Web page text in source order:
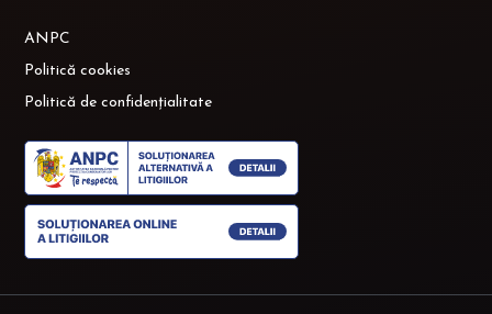
ANPC
Politică cookies
Politică de confidențialitate